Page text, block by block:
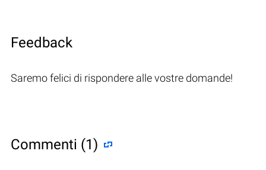
Feedback
Saremo felici di rispondere alle vostre domande!
Commenti (1)